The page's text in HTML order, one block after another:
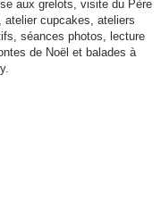
aux grelots, visite du Père
atelier cupcakes, ateliers
séances photos, lecture
de Noël et balades à